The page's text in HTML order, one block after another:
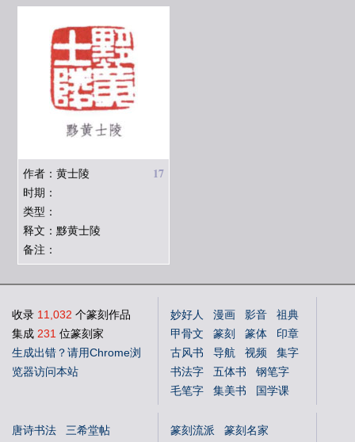
17
作者：黄士陵
时期：
类型：
释文：黟黄士陵
备注：
收录 11,032 个篆刻作品
集成 231 位篆刻家
生成出错？请用Chrome浏
览器访问本站
妙好人 漫画 影音
祖典
甲骨文
篆刻 篆体
印章
古风书
导航 视频
集字
书法字
五体书
钢笔字
毛笔字
集美书
国学课
唐诗书法
三希堂帖
篆刻流派
篆刻名家